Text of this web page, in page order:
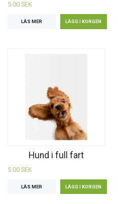
5.00 SEK
LÄS MER
Hund i full fart
5.00 SEK
LÄS MER